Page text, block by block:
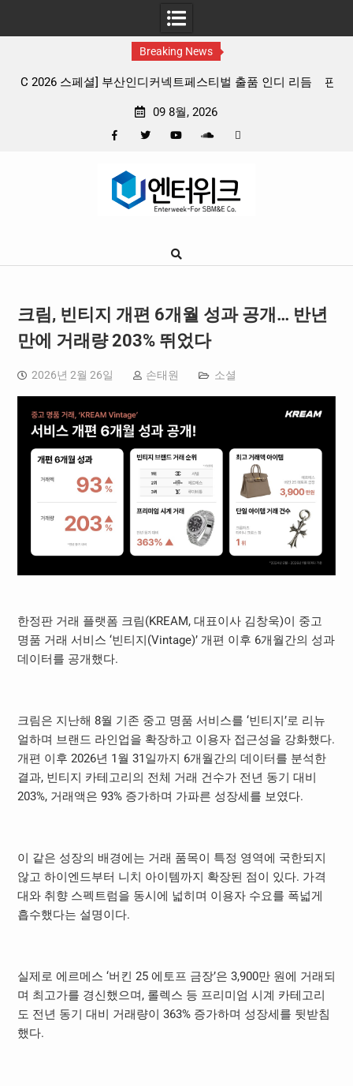
Breaking News
판타지 케이팝 애니메이션 ‘고스트밴드’ 8월 26일(수) 개봉
09 8월, 2026
Google
크림, 빈티지 개편 6개월 성과 공개… 반년
만에 거래량 203% 뛰었다
2026년 2월 26일 손태원 소셜
한정판 거래 플랫폼 크림(KREAM, 대표이사 김창욱)이 중고
명품 거래 서비스 ‘빈티지(Vintage)’ 개편 이후 6개월간의 성과
데이터를 공개했다.
크림은 지난해 8월 기존 중고 명품 서비스를 ‘빈티지’로 리뉴
얼하며 브랜드 라인업을 확장하고 이용자 접근성을 강화했다.
개편 이후 2026년 1월 31일까지 6개월간의 데이터를 분석한
결과, 빈티지 카테고리의 전체 거래 건수가 전년 동기 대비
203%, 거래액은 93% 증가하며 가파른 성장세를 보였다.
이 같은 성장의 배경에는 거래 품목이 특정 영역에 국한되지
않고 하이엔드부터 니치 아이템까지 확장된 점이 있다. 가격
대와 취향 스펙트럼을 동시에 넓히며 이용자 수요를 폭넓게
흡수했다는 설명이다.
실제로 에르메스 ‘버킨 25 에토프 금장’은 3,900만 원에 거래되
며 최고가를 경신했으며, 롤렉스 등 프리미엄 시계 카테고리
도 전년 동기 대비 거래량이 363% 증가하며 성장세를 뒷받침
했다.